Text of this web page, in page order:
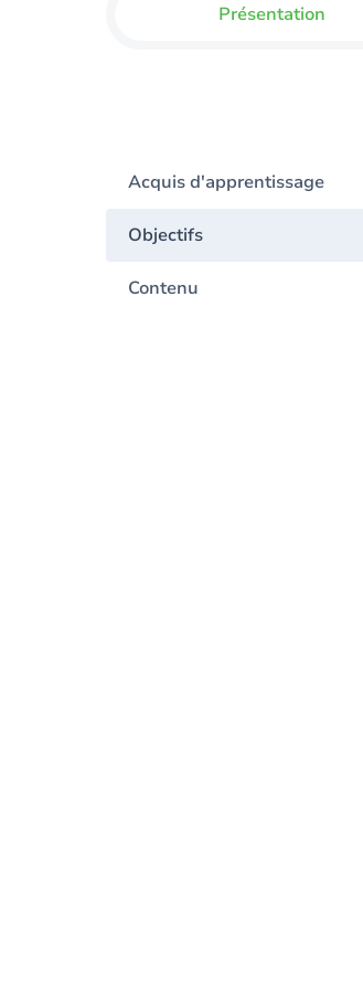
Présentation
Acquis d'apprentissage
Objectifs
Contenu